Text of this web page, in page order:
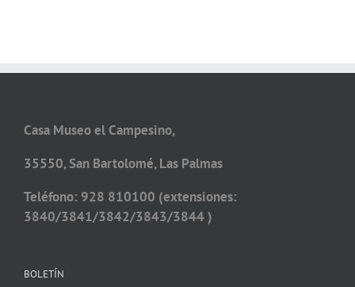
Casa Museo el Campesino,
35550, San Bartolomé, Las Palmas
Teléfono: 928 810100 (extensiones:
3840/3841/3842/3843/3844 )
BOLETÍN